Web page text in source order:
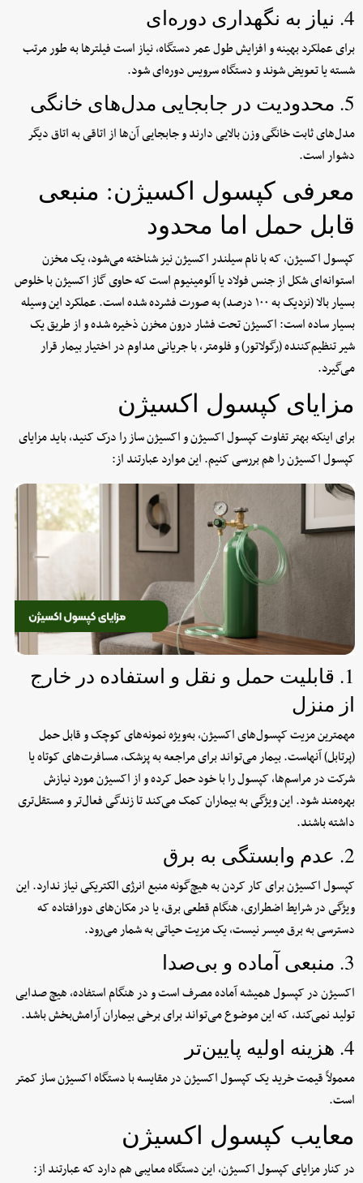
4. نیاز به نگهداری دوره‌ای
برای عملکرد بهینه و افزایش طول عمر دستگاه، نیاز است فیلترها به طور مرتب
شسته یا تعویض شوند و دستگاه سرویس دوره‌ای شود.
5. محدودیت در جابجایی مدل‌های خانگی
مدل‌های ثابت خانگی وزن بالایی دارند و جابجایی آن‌ها از اتاقی به اتاق دیگر
دشوار است.
معرفی کپسول اکسیژن: منبعی
قابل حمل اما محدود
کپسول اکسیژن، که با نام سیلندر اکسیژن نیز شناخته می‌شود، یک مخزن
استوانه‌ای شکل از جنس فولاد یا آلومینیوم است که حاوی گاز اکسیژن با خلوص
بسیار بالا (نزدیک به ۱۰۰ درصد) به صورت فشرده شده است. عملکرد این وسیله
بسیار ساده است: اکسیژن تحت فشار درون مخزن ذخیره شده و از طریق یک
شیر تنظیم‌کننده (رگولاتور) و فلومتر، با جریانی مداوم در اختیار بیمار قرار
می‌گیرد.
مزایای کپسول اکسیژن
برای اینکه بهتر تفاوت کپسول اکسیژن و اکسیژن ساز را درک کنید، باید مزایای
کپسول اکسیژن را هم بررسی کنیم. این موارد عبارتند از:
1. قابلیت حمل و نقل و استفاده در خارج
از منزل
مهمترین مزیت کپسول‌های اکسیژن، به‌ویژه نمونه‌های کوچک و قابل حمل
(پرتابل) آنهاست. بیمار می‌تواند برای مراجعه به پزشک، مسافرت‌های کوتاه یا
شرکت در مراسم‌ها، کپسول را با خود حمل کرده و از اکسیژن مورد نیازش
بهره‌مند شود. این ویژگی به بیماران کمک می‌کند تا زندگی فعال‌تر و مستقل‌تری
داشته باشند.
2. عدم وابستگی به برق
کپسول اکسیژن برای کار کردن به هیچ‌گونه منبع انرژی الکتریکی نیاز ندارد. این
ویژگی در شرایط اضطراری، هنگام قطعی برق، یا در مکان‌های دورافتاده که
دسترسی به برق میسر نیست، یک مزیت حیاتی به شمار می‌رود.
3. منبعی آماده و بی‌صدا
اکسیژن در کپسول همیشه آماده مصرف است و در هنگام استفاده، هیچ صدایی
تولید نمی‌کند، که این موضوع می‌تواند برای برخی بیماران آرامش‌بخش باشد.
4. هزینه اولیه پایین‌تر
معمولاً قیمت خرید یک کپسول اکسیژن در مقایسه با دستگاه اکسیژن ساز کمتر
است.
معایب کپسول اکسیژن
در کنار مزایای کپسول اکسیژن، این دستگاه معایبی هم دارد که عبارتند از: